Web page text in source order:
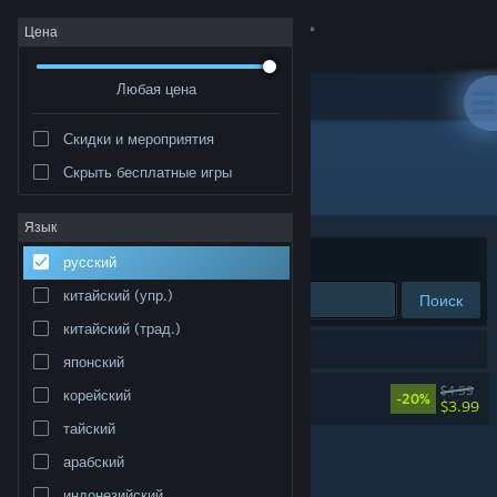
Войти
Сообщество
Информация
Поддержка
Изменить язык
Полная версия
Цена
Любая цена
Скидки и мероприятия
Скрыть бесплатные игры
Язык
русский
китайский (упр.)
китайский (трад.)
японский
корейский
тайский
арабский
Разработчик: Remancer
Сортировать по
Поиск
-20%
$4.99
$3.99